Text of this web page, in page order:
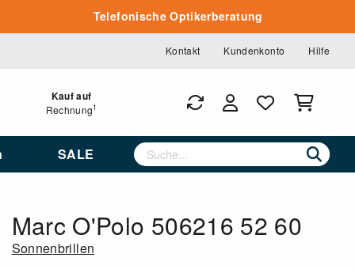
Telefonische Optikerberatung
Kontakt Kundenkonto Hilfe
Kauf auf
Rechnung1
SALE
Marc O'Polo 506216 52 60
Sonnenbrillen